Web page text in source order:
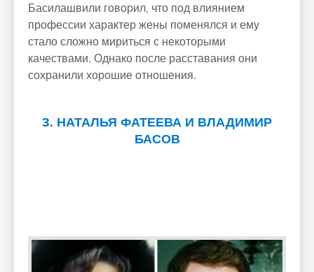
Басилашвили говорил, что под влиянием
профессии характер жены поменялся и ему
стало сложно мириться с некоторыми
качествами. Однако после расставания они
сохранили хорошие отношения.
3. НАТАЛЬЯ ФАТЕЕВА И ВЛАДИМИР
БАСОВ